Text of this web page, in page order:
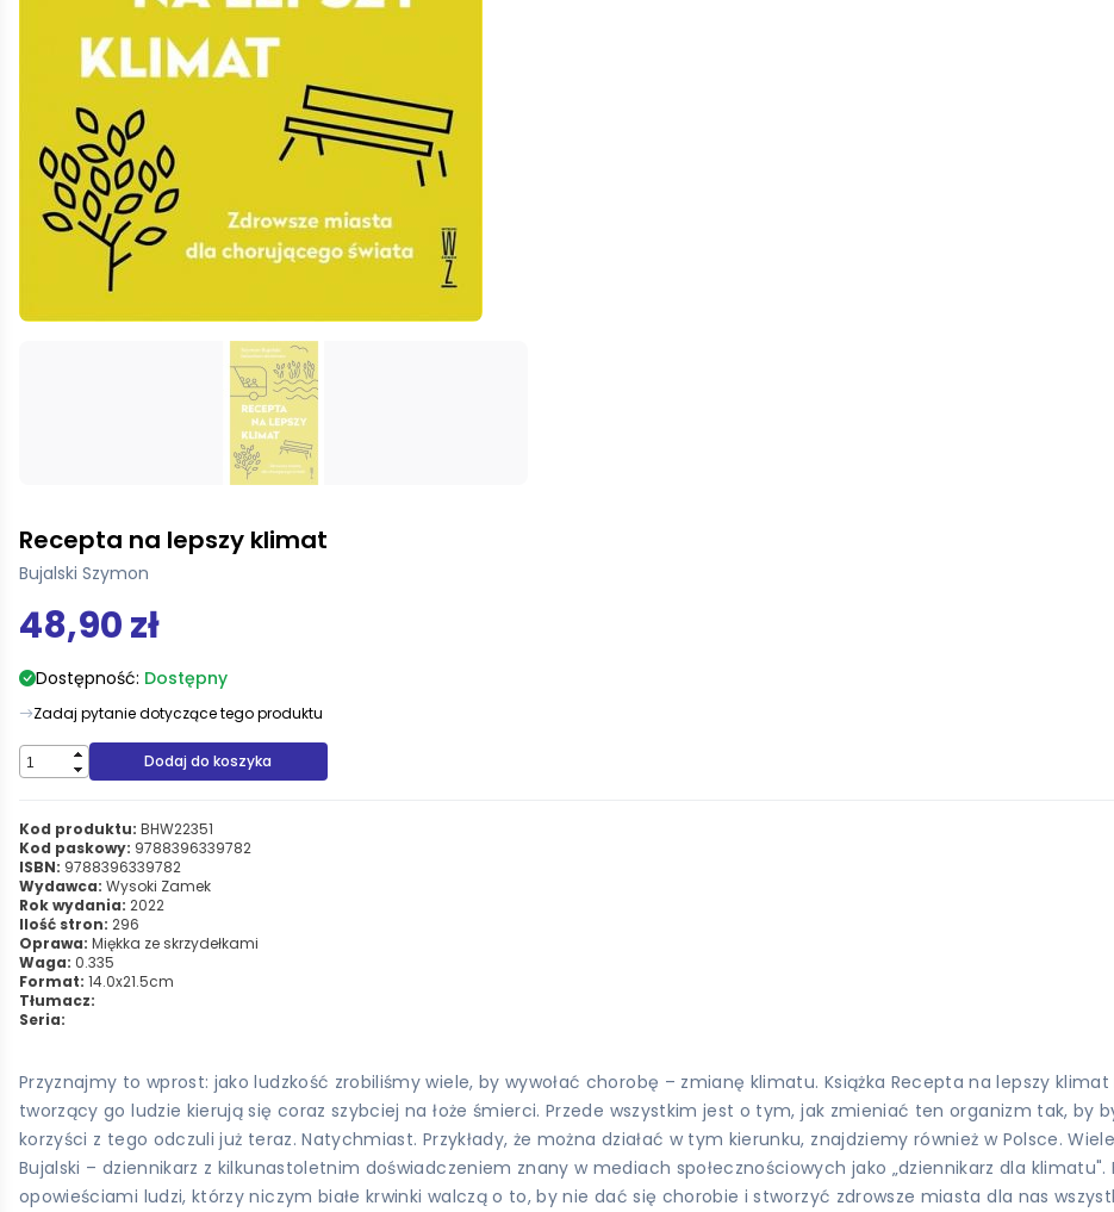
Recepta na lepszy klimat
Bujalski Szymon
48,90 zł
Dostępność: Dostępny
Zadaj pytanie dotyczące tego produktu
Dodaj do koszyka
Kod produktu: BHW22351
Kod paskowy: 9788396339782
ISBN: 9788396339782
Wydawca: Wysoki Zamek
Rok wydania: 2022
Ilość stron: 296
Oprawa: Miękka ze skrzydełkami
Waga: 0.335
Format: 14.0x21.5cm
Tłumacz:
Seria:
Przyznajmy to wprost: jako ludzkość zrobiliśmy wiele, by wywołać chorobę – zmianę klimatu. Książka Recepta na lepszy
tworzący go ludzie kierują się coraz szybciej na łoże śmierci. Przede wszystkim jest o tym, jak zmieniać ten organizm tak, by
korzyści z tego odczuli już teraz. Natychmiast. Przykłady, że można działać w tym kierunku, znajdziemy również w Polsce.
Bujalski – dziennikarz z kilkunastoletnim doświadczeniem znany w mediach społecznościowych jako „dziennikarz dla klimatu".
opowieściami ludzi, którzy niczym białe krwinki walczą o to, by nie dać się chorobie i stworzyć zdrowsze miasta dla nas